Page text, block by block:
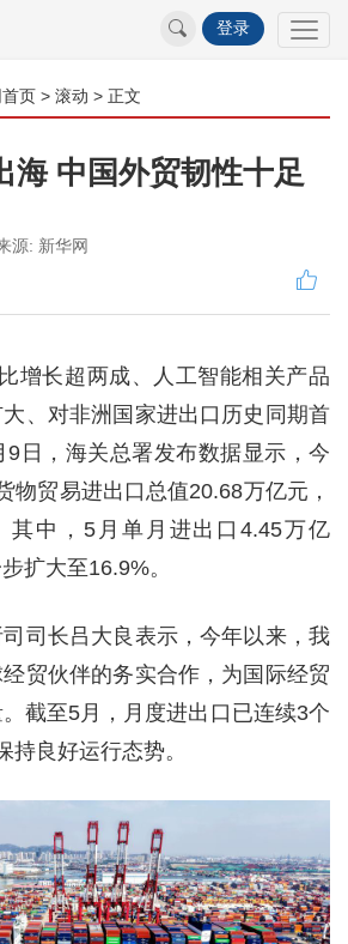
登录
页 > 滚动 > 正文
海 中国外贸韧性十足
源: 新华网
增长超两成、人工智能相关产品
、对非洲国家进出口历史同期首
日，海关总署发布数据显示，今
物贸易进出口总值20.68万亿元，
其中，5月单月进出口4.45万亿
扩大至16.9%。
司长吕大良表示，今年以来，我
贸伙伴的务实合作，为国际经贸
截至5月，月度进出口已连续3个
持良好运行态势。